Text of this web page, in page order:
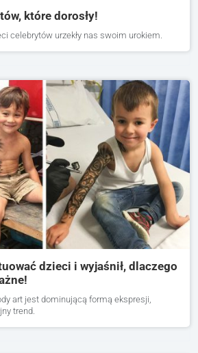
które dorosły!
celebrytów urzekły nas swoim urokiem.
dzieci i wyjaśnił, dlaczego
art jest dominującą formą ekspresji,
trend.